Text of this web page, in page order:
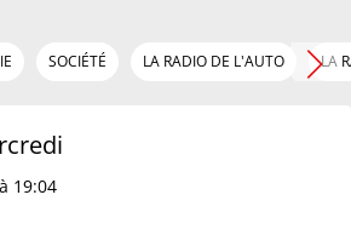
SOCIÉTÉ LA RADIO DE L'AUTO LA
19:04